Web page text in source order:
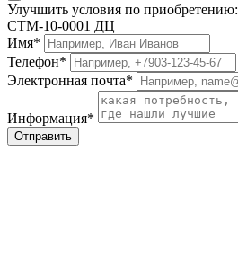
Улучшить условия по приобретению:
СТМ-10-0001 ДЦ
Имя*
Телефон*
Электронная почта*
Информация*
Отправить